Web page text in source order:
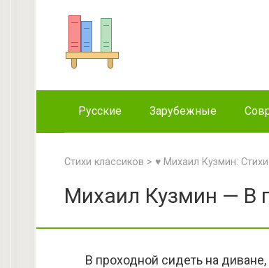
Русские Зарубежные
Стихи классиков > ♥ Михаил Кузмин: Стихи
Михаил Кузмин — В
В проходной сидеть на диване,